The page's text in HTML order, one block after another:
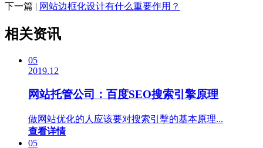
下一篇 | 网站边框化设计有什么重要作用？
相关资讯
05
2019.12
网站托管公司：百度SEO搜索引擎原理
做网站优化的人应该要对搜索引擊的基本原理...
查看详情
05